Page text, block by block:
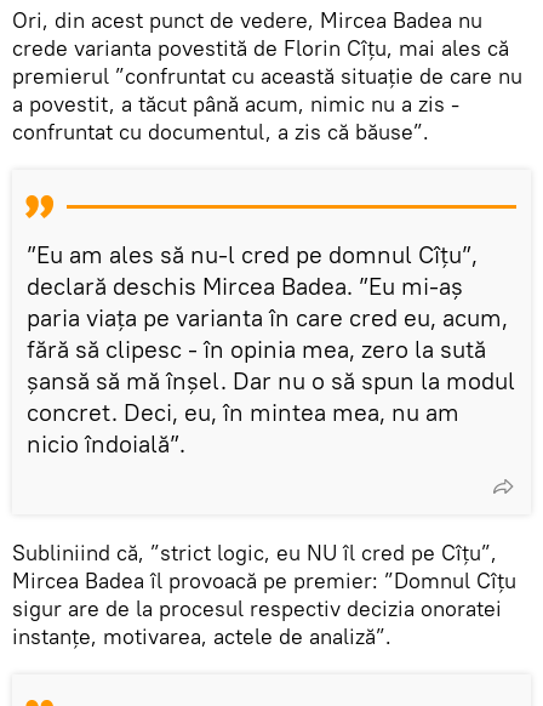
Ori, din acest punct de vedere, Mircea Badea nu
crede varianta povestită de Florin Cîțu, mai ales că
premierul ”confruntat cu această situație de care nu
a povestit, a tăcut până acum, nimic nu a zis -
confruntat cu documentul, a zis că băuse”.
”Eu am ales să nu-l cred pe domnul Cîțu”,
declară deschis Mircea Badea. ”Eu mi-aș
paria viața pe varianta în care cred eu, acum,
fără să clipesc - în opinia mea, zero la sută
șansă să mă înșel. Dar nu o să spun la modul
concret. Deci, eu, în mintea mea, nu am
nicio îndoială”.
Subliniind că, ”strict logic, eu NU îl cred pe Cîțu”,
Mircea Badea îl provoacă pe premier: ”Domnul Cîțu
sigur are de la procesul respectiv decizia onoratei
instanțe, motivarea, actele de analiză”.